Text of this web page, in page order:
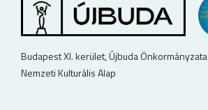
Budapest XI. kerület, Újbuda Önkormányzata
Nemzeti Kulturális Alap